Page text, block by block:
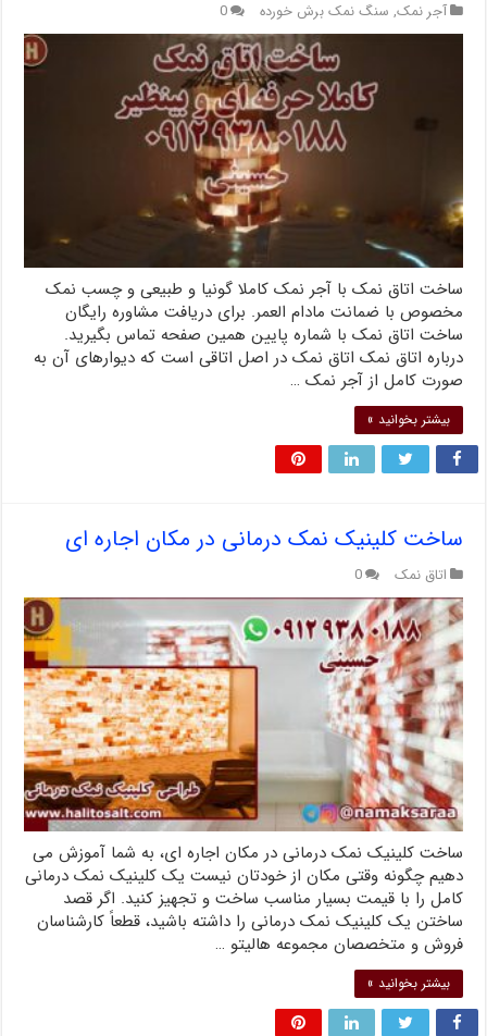
آجر نمک, سنگ نمک برش خورده 0
ساخت اتاق نمک با آجر نمک کاملا گونیا و طبیعی و چسب نمک
مخصوص با ضمانت مادام العمر. برای دریافت مشاوره رایگان
ساخت اتاق نمک با شماره پایین همین صفحه تماس بگیرید.
درباره اتاق نمک اتاق نمک در اصل اتاقی است که دیوارهای آن به
صورت کامل از آجر نمک …
بیشتر بخوانید »
ساخت کلینیک نمک درمانی در مکان اجاره ای
اتاق نمک 0
ساخت کلینیک نمک درمانی در مکان اجاره ای، به شما آموزش می
دهیم چگونه وقتی مکان از خودتان نیست یک کلینیک نمک درمانی
کامل را با قیمت بسیار مناسب ساخت و تجهیز کنید. اگر قصد
ساختن یک کلینیک نمک درمانی را داشته باشید، قطعاً کارشناسان
فروش و متخصصان مجموعه هالیتو …
بیشتر بخوانید »